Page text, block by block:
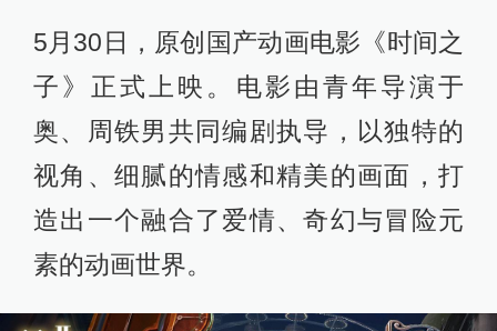
5月30日，原创国产动画电影《时间之
子》正式上映。电影由青年导演于
奥、周铁男共同编剧执导，以独特的
视角、细腻的情感和精美的画面，打
造出一个融合了爱情、奇幻与冒险元
素的动画世界。​